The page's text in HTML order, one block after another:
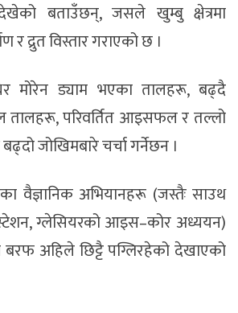
देखेको बताउँछन्, जसले खुम्बु क्षेत्रमा
र द्रुत विस्तार गराएको छ ।
मोरेन ड्याम भएका तालहरू, बढ्दै
तालहरू, परिवर्तित आइसफल र तल्लो
जोखिमबारे चर्चा गर्नेछन ।
वैज्ञानिक अभियानहरू (जस्तैः साउथ
ग्लेसियरको आइस–कोर अध्ययन)
बरफ अहिले छिट्टै पग्लिरहेको देखाएको